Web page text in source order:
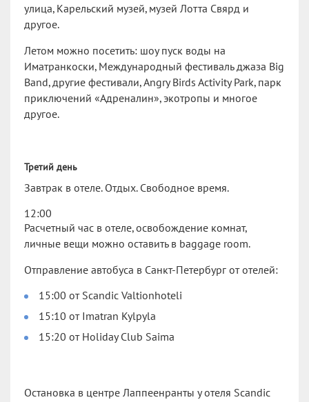
улица, Карельский музей, музей Лотта Свярд и
другое.
Летом можно посетить: шоу пуск воды на
Иматранкоски, Международный фестиваль джаза Big
Band, другие фестивали, Angry Birds Activity Park, парк
приключений «Адреналин», экотропы и многое
другое.
Третий день
Завтрак в отеле. Отдых. Свободное время.
12:00
Расчетный час в отеле, освобождение комнат,
личные вещи можно оставить в baggage room.
Отправление автобуса в Санкт-Петербург от отелей:
15:00 от Scandic Valtionhoteli
15:10 от Imatran Kylpyla
15:20 от Holiday Club Saima
Остановка в центре Лаппеенранты у отеля Scandic